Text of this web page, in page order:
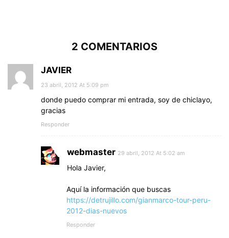
2 COMENTARIOS
JAVIER
23 abril, 2012 At 5:09 pm
donde puedo comprar mi entrada, soy de chiclayo,
gracias
Responder
webmaster 29 abril, 2012 At 5:02 am
Hola Javier,
Aquí la información que buscas
https://detrujillo.com/gianmarco-tour-peru-
2012-dias-nuevos
Responder